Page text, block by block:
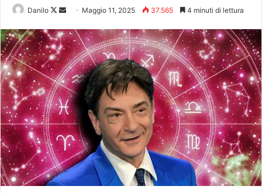
Danilo Maggio 11, 2025 37.565 4 minuti di lettura